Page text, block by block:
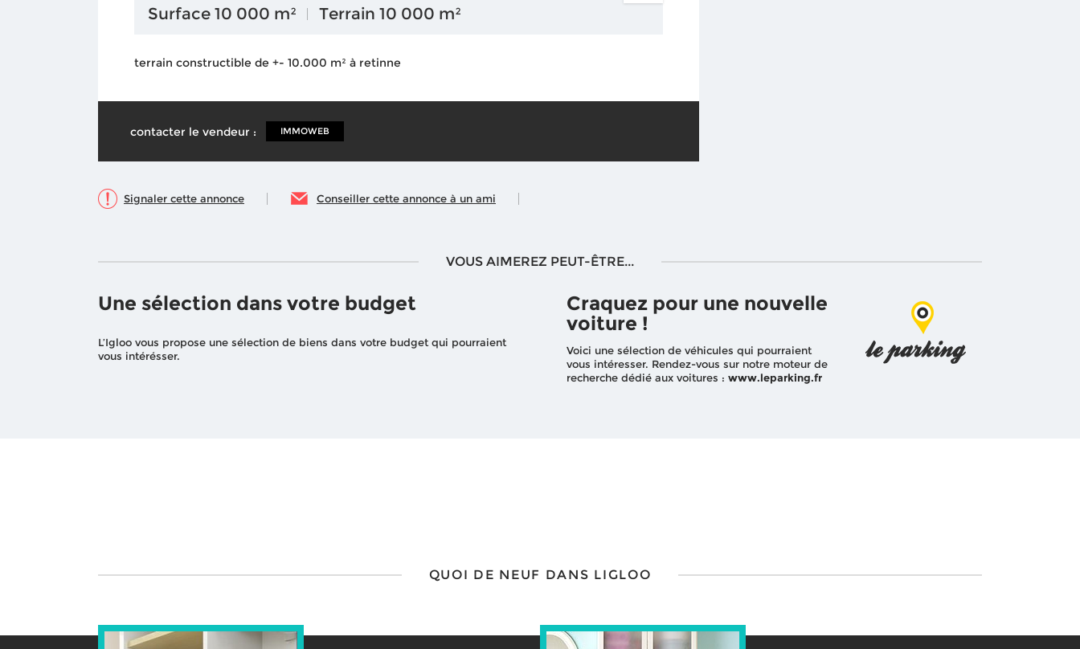
Surface 10 000 m² Terrain 10 000 m²
terrain constructible de +- 10.000 m² à retinne
contacter le vendeur : IMMOWEB
Signaler cette annonce Conseiller cette annonce à un ami
VOUS AIMEREZ PEUT-ÊTRE...
Une sélection dans votre budget
L’Igloo vous propose une sélection de biens dans votre budget qui pourraient
vous intérésser.
Craquez pour une nouvelle
voiture !
Voici une sélection de véhicules qui pourraient
vous intéresser. Rendez-vous sur notre moteur de
recherche dédié aux voitures : www.leparking.fr
QUOI DE NEUF DANS LIGLOO